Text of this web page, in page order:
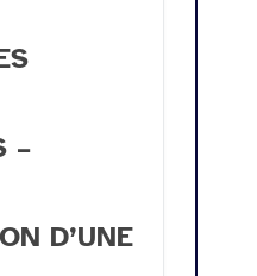
–
D’UNE